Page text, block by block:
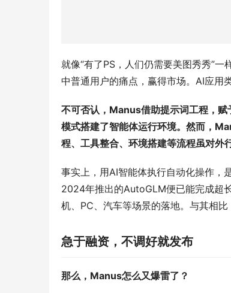
就像“有了PS，人们仍需要美图秀秀”
中普通用户的痛点，赢得市场。AI应用
不可否认，Manus借助提示词工程，
模式搭建了智能体运行环境。然而，
程、工具整合、环境搭建等流程虽对外
事实上，用AI智能体执行自动化操作，
2024年推出的AutoGLM便已能完成超
机、PC、汽车等场景的落地。与其相
急于融资，不调好就发布
那么，Manus怎么又爆雷了？